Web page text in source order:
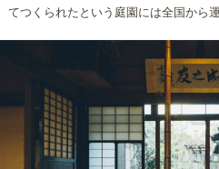
てつくられたという庭園には全国から